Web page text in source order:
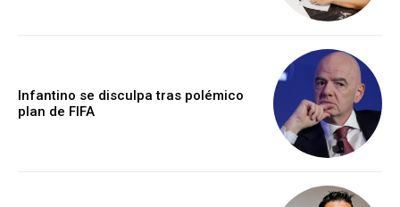
Infantino se disculpa tras polémico
plan de FIFA